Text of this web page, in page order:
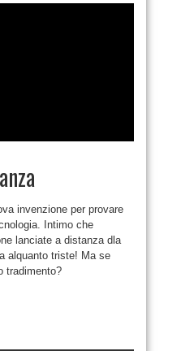
invenzione per provare
Intimo che
lanciate a distanza dla
alquanto triste! Ma se
tradimento?